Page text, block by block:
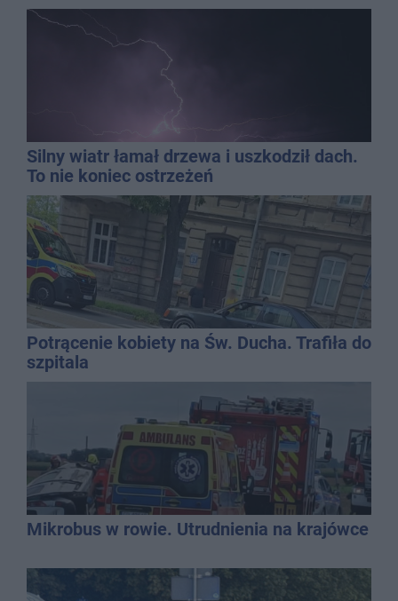
Silny wiatr łamał drzewa i uszkodził dach.
To nie koniec ostrzeżeń
Potrącenie kobiety na Św. Ducha. Trafiła do
szpitala
Mikrobus w rowie. Utrudnienia na krajówce